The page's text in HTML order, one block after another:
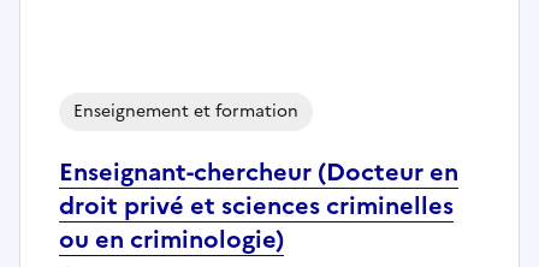
Enseignant-chercheur (Docteur en
droit privé et sciences criminelles
ou en criminologie)
Enseignement et formation